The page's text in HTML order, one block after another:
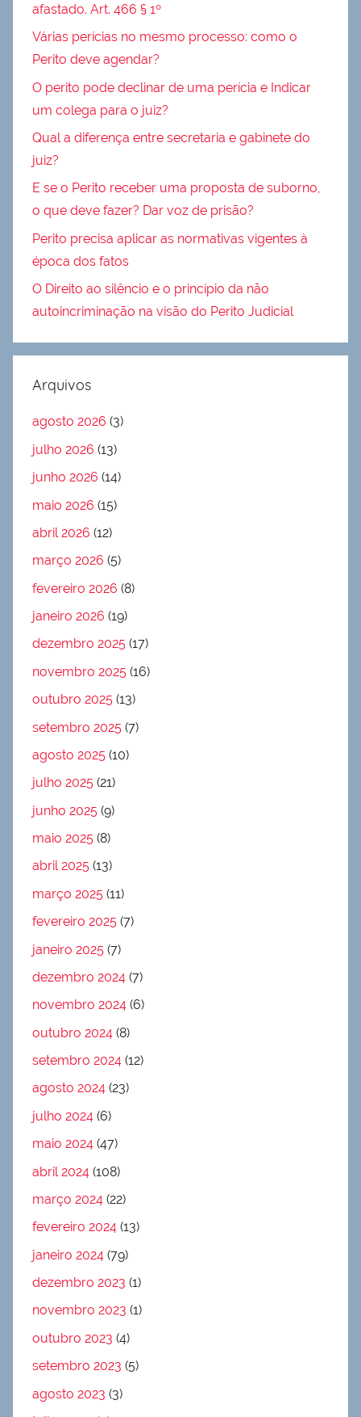
afastado. Art. 466 § 1º
Várias perícias no mesmo processo: como o
Perito deve agendar?
O perito pode declinar de uma perícia e Indicar
um colega para o juiz?
Qual a diferença entre secretaria e gabinete do
juiz?
E se o Perito receber uma proposta de suborno,
o que deve fazer? Dar voz de prisão?
Perito precisa aplicar as normativas vigentes à
época dos fatos
O Direito ao silêncio e o princípio da não
autoincriminação na visão do Perito Judicial
Arquivos
agosto 2026 (3)
julho 2026 (13)
junho 2026 (14)
maio 2026 (15)
abril 2026 (12)
março 2026 (5)
fevereiro 2026 (8)
janeiro 2026 (19)
dezembro 2025 (17)
novembro 2025 (16)
outubro 2025 (13)
setembro 2025 (7)
agosto 2025 (10)
julho 2025 (21)
junho 2025 (9)
maio 2025 (8)
abril 2025 (13)
março 2025 (11)
fevereiro 2025 (7)
janeiro 2025 (7)
dezembro 2024 (7)
novembro 2024 (6)
outubro 2024 (8)
setembro 2024 (12)
agosto 2024 (23)
julho 2024 (6)
maio 2024 (47)
abril 2024 (108)
março 2024 (22)
fevereiro 2024 (13)
janeiro 2024 (79)
dezembro 2023 (1)
novembro 2023 (1)
outubro 2023 (4)
setembro 2023 (5)
agosto 2023 (3)